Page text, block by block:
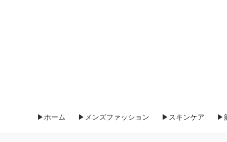
▶ホーム ▶メンズファッション ▶スキンケア ▶